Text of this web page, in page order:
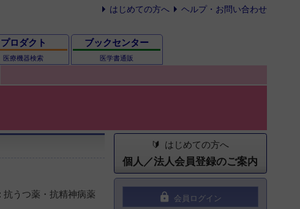
はじめての方へ ヘルプ・お問い合わせ
プロダクト
医療機器検索
ブックセンター
医学書通販
抗うつ薬・抗精神病薬
はじめての方へ
個人／法人会員登録のご案内
lock 会員ログイン